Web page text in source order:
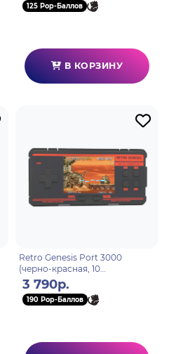
125 Pop-Баллов
В КОРЗИНУ
Retro Genesis Port 3000
(черно-красная, 10
эмуляторов, 4000+игр, 3.0
экран IPS,SD-карта,
сохранения)
3 790р.
190 Pop-Баллов